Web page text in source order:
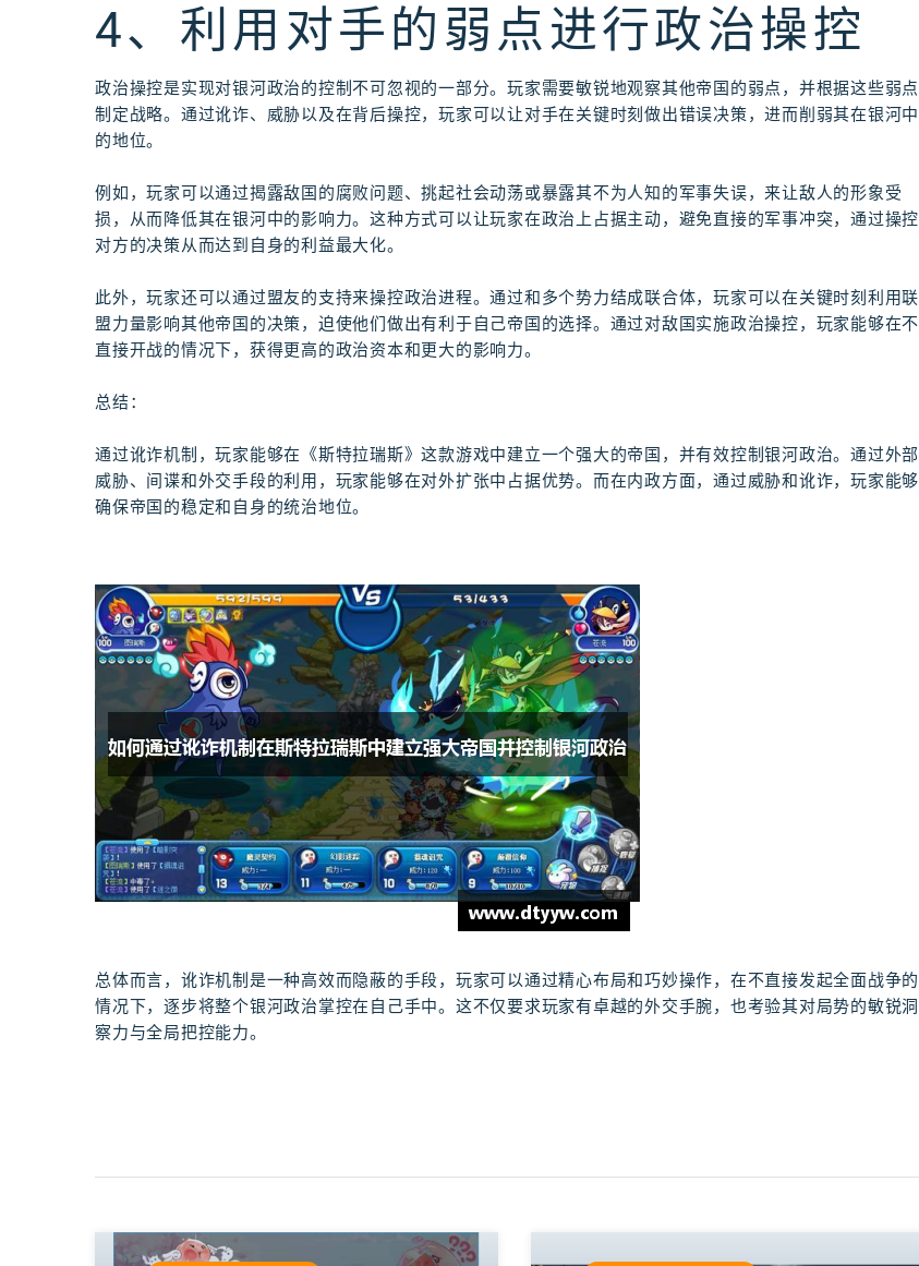
4、利用对手的弱点进行政治操控
政治操控是实现对银河政治的控制不可忽视的一部分。玩家需要敏锐地观察其他帝国的弱点，并根据这些弱点
制定战略。通过讹诈、威胁以及在背后操控，玩家可以让对手在关键时刻做出错误决策，进而削弱其在银河中
的地位。
例如，玩家可以通过揭露敌国的腐败问题、挑起社会动荡或暴露其不为人知的军事失误，来让敌人的形象受
损，从而降低其在银河中的影响力。这种方式可以让玩家在政治上占据主动，避免直接的军事冲突，通过操控
对方的决策从而达到自身的利益最大化。
此外，玩家还可以通过盟友的支持来操控政治进程。通过和多个势力结成联合体，玩家可以在关键时刻利用联
盟力量影响其他帝国的决策，迫使他们做出有利于自己帝国的选择。通过对敌国实施政治操控，玩家能够在不
直接开战的情况下，获得更高的政治资本和更大的影响力。
总结：
通过讹诈机制，玩家能够在《斯特拉瑞斯》这款游戏中建立一个强大的帝国，并有效控制银河政治。通过外部
威胁、间谍和外交手段的利用，玩家能够在对外扩张中占据优势。而在内政方面，通过威胁和讹诈，玩家能够
确保帝国的稳定和自身的统治地位。
总体而言，讹诈机制是一种高效而隐蔽的手段，玩家可以通过精心布局和巧妙操作，在不直接发起全面战争的
情况下，逐步将整个银河政治掌控在自己手中。这不仅要求玩家有卓越的外交手腕，也考验其对局势的敏锐洞
察力与全局把控能力。